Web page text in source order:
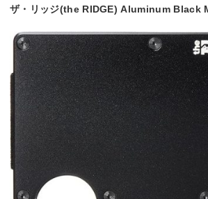
ザ・リッジ(the RIDGE) Aluminum Black